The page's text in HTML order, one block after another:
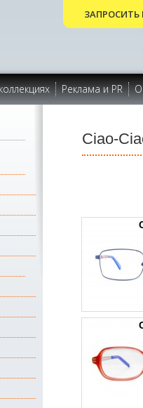
ЗАПРОСИТЬ
Реклама и PR
Ciao-